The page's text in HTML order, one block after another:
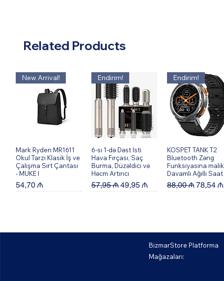
Related Products
Quick View
New Arrival!
Mark Ryden MR1611
Okul Tarzı Klasik İş ve
Çalışma Sırt Çantası
- MUKE I
Price
54,70 ₼
Quick View
Endirim!
6-sı 1-də Dəst Isti
Hava Fırçası, Saç
Burma, Düzəldici və
Həcm Artırıcı
Regular Price
57,95 ₼ Sale Price
49,95 ₼
Quick View
Endirim!
KOSPET TANK T2
Bluetooth Zəng
Funksiyasına malik
Davamlı Ağıllı Saat
Regular Price
88,00 ₼ Sale
78,54 ₼
BizmarStore Platforma
Mağazaları: